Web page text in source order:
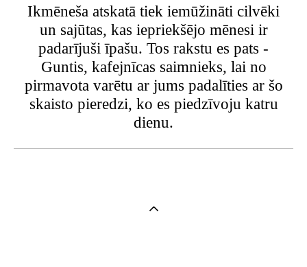
Ikmēneša atskatā tiek iemūžināti cilvēki
un sajūtas, kas iepriekšējo mēnesi ir
padarījuši īpašu. Tos rakstu es pats -
Guntis, kafejnīcas saimnieks, lai no
pirmavota varētu ar jums padalīties ar šo
skaisto pieredzi, ko es piedzīvoju katru
dienu.